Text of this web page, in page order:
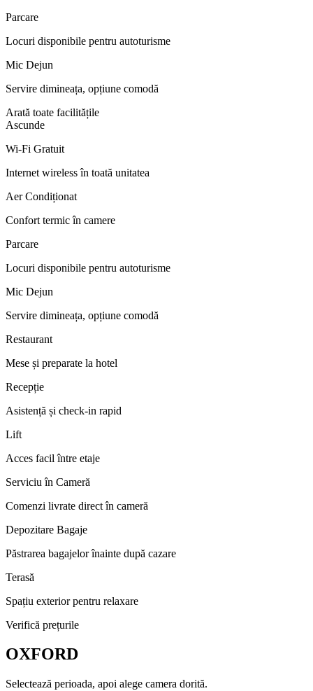
Parcare
Locuri disponibile pentru autoturisme
Mic Dejun
Servire dimineața, opțiune comodă
Arată toate facilitățile
Ascunde
Wi-Fi Gratuit
Internet wireless în toată unitatea
Aer Condiționat
Confort termic în camere
Parcare
Locuri disponibile pentru autoturisme
Mic Dejun
Servire dimineața, opțiune comodă
Restaurant
Mese și preparate la hotel
Recepție
Asistență și check-in rapid
Lift
Acces facil între etaje
Serviciu în Cameră
Comenzi livrate direct în cameră
Depozitare Bagaje
Păstrarea bagajelor înainte după cazare
Terasă
Spațiu exterior pentru relaxare
Verifică prețurile
OXFORD
Selectează perioada, apoi alege camera dorită.